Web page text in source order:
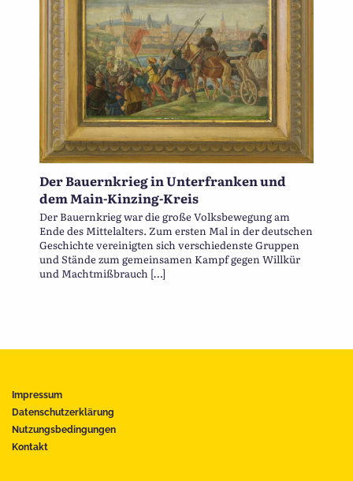
Der Bauernkrieg in Unterfranken und
dem Main-Kinzing-Kreis
Der Bauernkrieg war die große Volksbewegung am
Ende des Mittelalters. Zum ersten Mal in der deutschen
Geschichte vereinigten sich verschiedenste Gruppen
und Stände zum gemeinsamen Kampf gegen Willkür
und Machtmißbrauch […]
Impressum
Datenschutzerklärung
Nutzungsbedingungen
Kontakt